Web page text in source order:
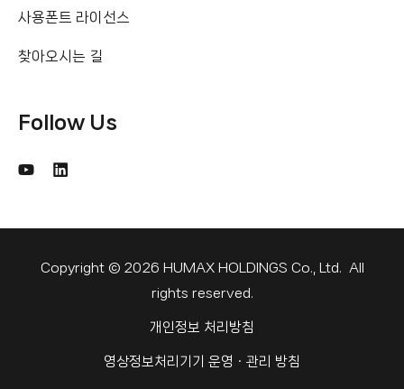
사용폰트 라이선스
찾아오시는 길
Follow Us
Copyright © 2026 HUMAX HOLDINGS Co., Ltd. All
rights reserved.
개인정보 처리방침
영상정보처리기기 운영ㆍ관리 방침